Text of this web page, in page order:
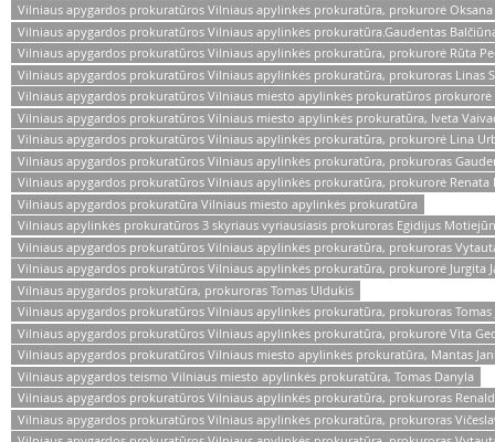
Vilniaus apygardos prokuratūros Vilniaus apylinkės prokuratūra, prokurorė
Vilniaus apygardos prokuratūros Vilniaus apylinkės prokuratūra.Gaudentas
Vilniaus apygardos prokuratūros Vilniaus apylinkės prokuratūra, prokurorė Rūta
Vilniaus apygardos prokuratūros Vilniaus apylinkės prokuratūra, prokuroras Linas
Vilniaus apygardos prokuratūros Vilniaus miesto apylinkės prokuratūros
Vilniaus apygardos prokuratūros Vilniaus miesto apylinkės prokuratūra, Iveta
Vilniaus apygardos prokuratūros Vilniaus apylinkės prokuratūra, prokurorė Lina
Vilniaus apygardos prokuratūros Vilniaus apylinkės prokuratūra, prokuroras
Vilniaus apygardos prokuratūros Vilniaus apylinkės prokuratūra, prokurorė Renata
Vilniaus apygardos prokuratūra Vilniaus miesto apylinkės prokuratūra
Vilniaus apylinkės prokuratūros 3 skyriaus vyriausiasis prokuroras Egidijus
Vilniaus apygardos prokuratūros Vilniaus apylinkės prokuratūra, prokuroras
Vilniaus apygardos prokuratūros Vilniaus apylinkės prokuratūra, prokurorė Jurgita
Vilniaus apygardos prokuratūra, prokuroras Tomas Uldukis
Vilniaus apygardos prokuratūros Vilniaus apylinkės prokuratūra, prokuroras Tomas
Vilniaus apygardos prokuratūros Vilniaus apylinkės prokuratūra, prokurorė Vita
Vilniaus apygardos prokuratūros Vilniaus miesto apylinkės prokuratūra, Mantas
Vilniaus apygardos teismo Vilniaus miesto apylinkės prokuratūra, Tomas Danyla
Vilniaus apygardos prokuratūros Vilniaus apylinkės prokuratūra, prokuroras
Vilniaus apygardos prokuratūros Vilniaus apylinkės prokuratūra, prokuroras